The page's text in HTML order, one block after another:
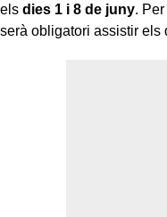
els dies 1 i 8 de juny.
serà obligatori assistir els